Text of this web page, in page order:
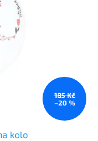
185 Kč
–20 %
kolo